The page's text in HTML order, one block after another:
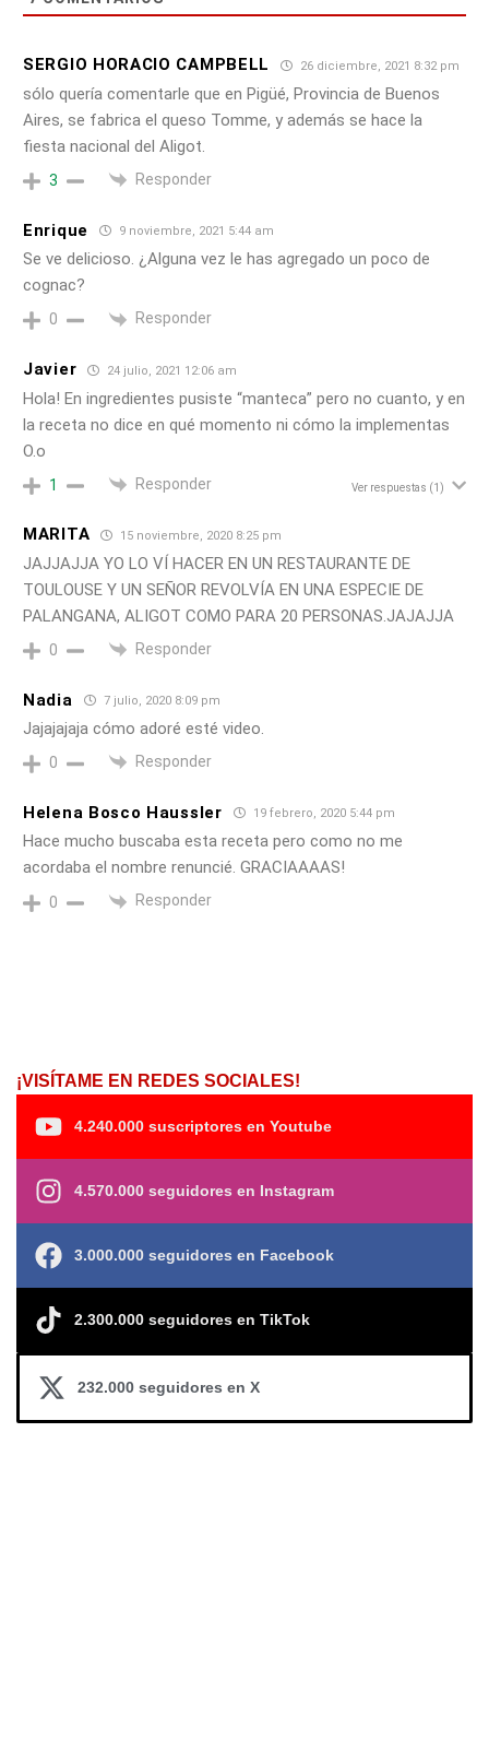
SERGIO HORACIO CAMPBELL 26 diciembre, 2021 8:32 pm
sólo quería comentarle que en Pigüé, Provincia de Buenos
Aires, se fabrica el queso Tomme, y además se hace la
fiesta nacional del Aligot.
3 Responder
Enrique 9 noviembre, 2021 5:44 am
Se ve delicioso. ¿Alguna vez le has agregado un poco de
cognac?
0 Responder
Javier 24 julio, 2021 12:06 am
Hola! En ingredientes pusiste “manteca” pero no cuanto, y en
la receta no dice en qué momento ni cómo la implementas
O.o
1 Responder Ver respuestas (1)
MARITA 15 noviembre, 2020 8:25 pm
JAJJAJJA YO LO VÍ HACER EN UN RESTAURANTE DE
TOULOUSE Y UN SEÑOR REVOLVÍA EN UNA ESPECIE DE
PALANGANA, ALIGOT COMO PARA 20 PERSONAS.JAJAJJA
0 Responder
Nadia 7 julio, 2020 8:09 pm
Jajajajaja cómo adoré esté video.
0 Responder
Helena Bosco Haussler 19 febrero, 2020 5:44 pm
Hace mucho buscaba esta receta pero como no me
acordaba el nombre renuncié. GRACIAAAAS!
0 Responder
¡VISÍTAME EN REDES SOCIALES!
4.240.000 suscriptores en Youtube
4.570.000 seguidores en Instagram
3.000.000 seguidores en Facebook
2.300.000 seguidores en TikTok
232.000 seguidores en X